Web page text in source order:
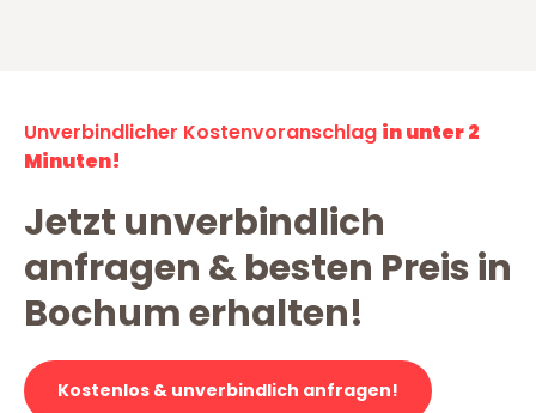
Unverbindlicher Kostenvoranschlag in unter 2
Minuten!
Jetzt unverbindlich
anfragen & besten Preis in
Bochum erhalten!
Kostenlos & unverbindlich anfragen!